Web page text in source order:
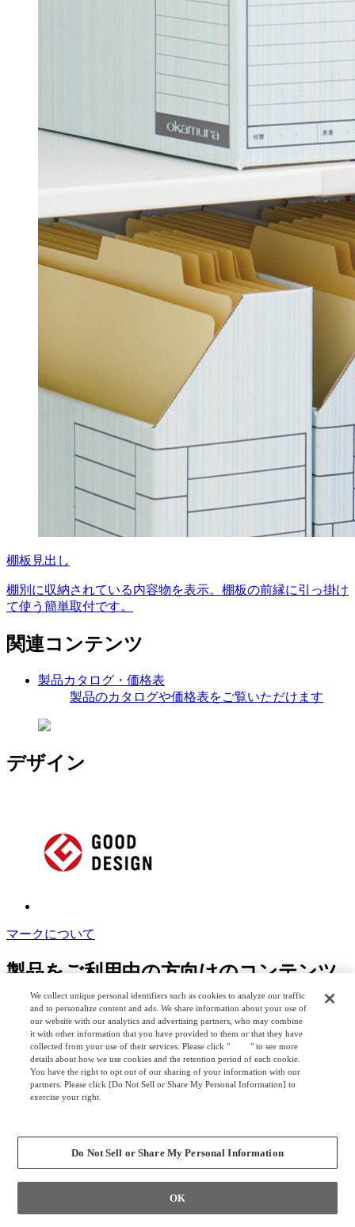
棚板見出し
棚別に収納されている内容物を表示。棚板の前縁に引っ掛け
て使う簡単取付です。
関連コンテンツ
製品カタログ・価格表
製品のカタログや価格表をご覧いただけます
デザイン
マークについて
製品をご利用中の方向けのコンテンツ
取扱説明書
製品の取扱説明書をご覧いただけます
シリーズから探す 製品コードから探す
製品カテゴリから探す
チェア
フルスペックモデル
We collect unique personal identifiers such as cookies to analyze our traffic
and to personalize content and ads. We share information about your use of
our website with our analytics and advertising partners, who may combine
it with other information that you have provided to them or that they have
collected from your use of their services. Please click "
here" to see more
details about how we use cookies and the retention period of each cookie.
You have the right to opt out of our sharing of your information with our
partners. Please click [Do Not Sell or Share My Personal Information] to
exercise your right.
Do Not Sell or Share My Personal Information
OK